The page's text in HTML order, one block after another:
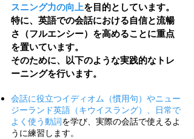
スニング力の向上を目的としています。
特に、英語での会話における自信と流暢
さ（フルエンシー）を高めることに重点
を置いています。
そのために、以下のような実践的なトレ
ーニングを行います。
会話に役立つイディオム（慣用句）やニュー
ジーランド英語（キウイスラング）、日常で
よく使う動詞を学び、実際の会話で使えるよ
うに練習します。